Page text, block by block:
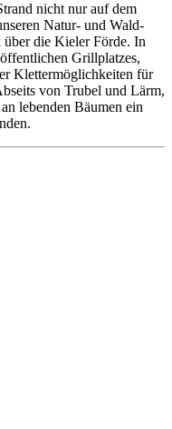
nicht nur auf dem
Natur- und Wald-
die Kieler Förde. In
Grillplatzes,
Klettermöglichkeiten für
von Trubel und Lärm,
lebenden Bäumen ein